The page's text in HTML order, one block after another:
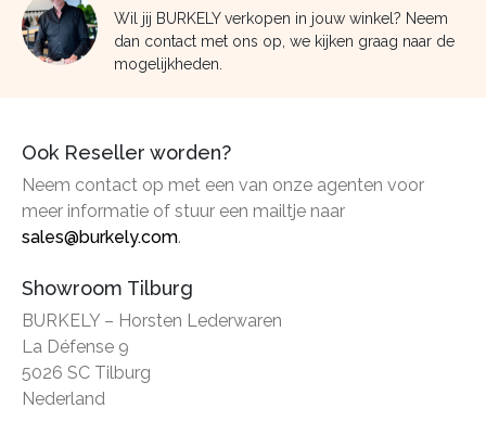
Wil jij BURKELY verkopen in jouw winkel? Neem
dan contact met ons op, we kijken graag naar de
mogelijkheden.
Ook Reseller worden?
Neem contact op met een van onze agenten voor
meer informatie of stuur een mailtje naar
sales@burkely.com.
Showroom Tilburg
BURKELY – Horsten Lederwaren
La Défense 9
5026 SC Tilburg
Nederland